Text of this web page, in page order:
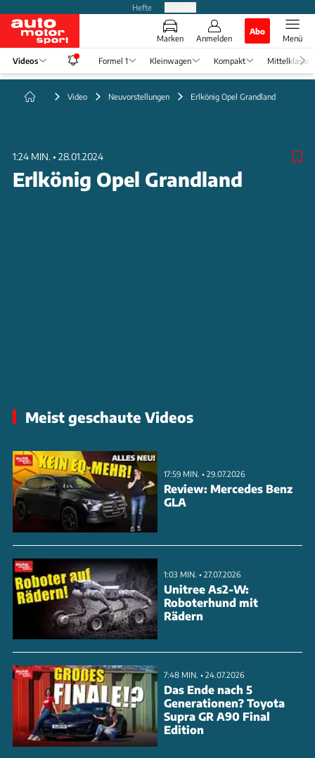
Hefte
Marken Anmelden
Abo
Menü
Videos Formel 1 Kleinwagen Kompakt Mittelklasse
Video Neuvorstellungen Erlkönig Opel Grandland
1:24 MIN. • 28.01.2024
Erlkönig Opel Grandland
Meist geschaute Videos
17:59 MIN. • 29.07.2026
Review: Mercedes Benz
GLA
1:03 MIN. • 27.07.2026
Unitree As2-W:
Roboterhund mit
Rädern
7:48 MIN. • 24.07.2026
Das Ende nach 5
Generationen? Toyota
Supra GR A90 Final
Edition